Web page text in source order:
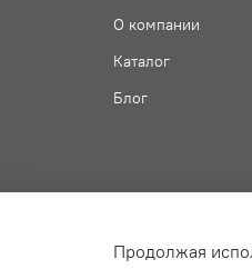
О компании
Каталог
Блог
Продолжая